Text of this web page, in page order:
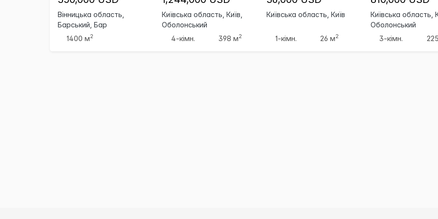
Вінницька область,
Барський, Бар
1400 м2
Київська область, Київ,
Оболонський
4-кімн.
398 м2
Київська область, Київ
1-кімн. 26 м2
Київська область,
Оболонський
3-кімн.